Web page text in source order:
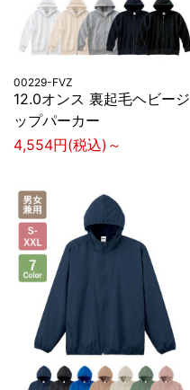
00229-FVZ
12.0オンス 裏起毛ヘビージ
ップパーカー
4,554円(税込)～